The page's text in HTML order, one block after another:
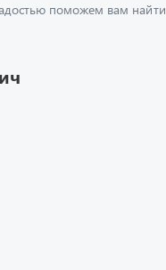
поможем вам найти